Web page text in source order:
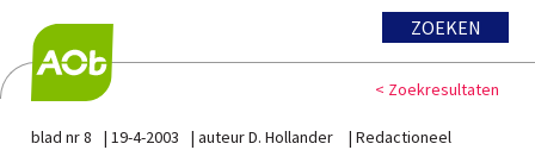
ZOEKEN
< Zoekresultaten
blad nr 8 19-4-2003 auteur D. Hollander Redactioneel